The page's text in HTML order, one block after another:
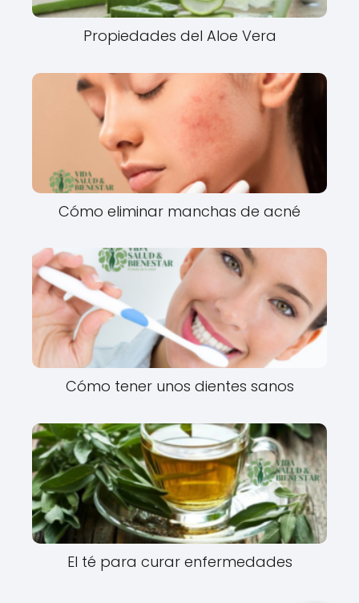
Propiedades del Aloe Vera
Cómo eliminar manchas de acné
Cómo tener unos dientes sanos
El té para curar enfermedades